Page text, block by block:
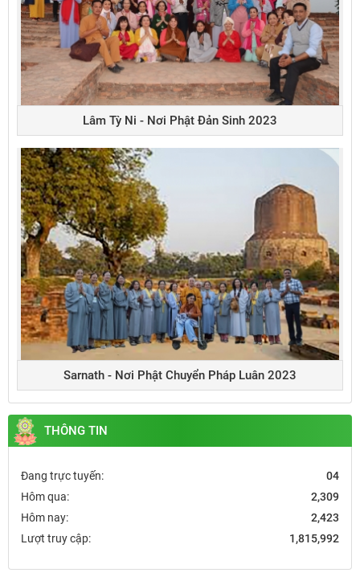
Lâm Tỳ Ni - Nơi Phật Đản Sinh 2023
Sarnath - Nơi Phật Chuyển Pháp Luân 2023
THÔNG TIN
Đang trực tuyến:
04
Hôm qua:
2,309
Hôm nay:
2,423
Lượt truy cập:
1,815,992